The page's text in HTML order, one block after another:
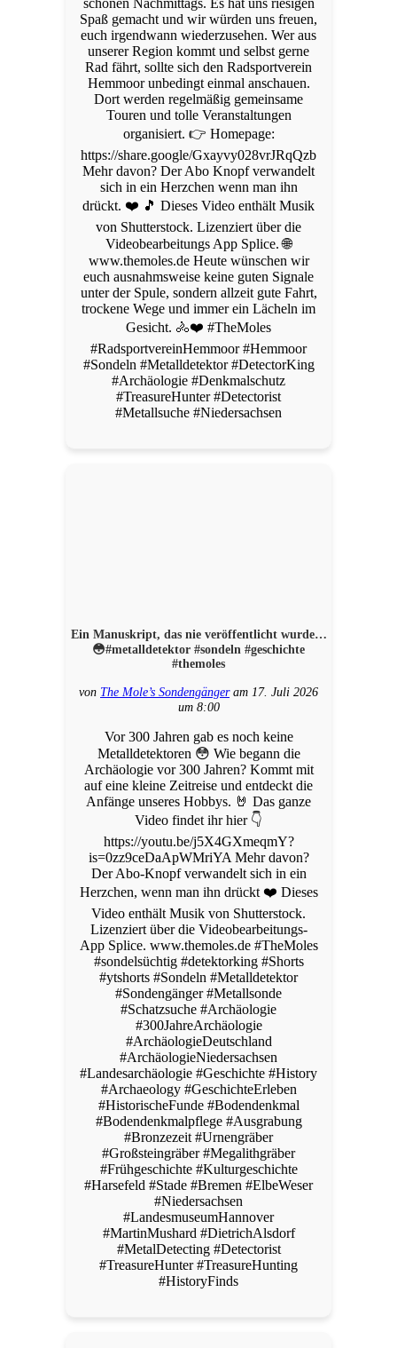
Spaß gemacht und wir würden uns freuen,
euch irgendwann wiederzusehen. Wer aus
unserer Region kommt und selbst gerne
Rad fährt, sollte sich den Radsportverein
Hemmoor unbedingt einmal anschauen.
Dort werden regelmäßig gemeinsame
Touren und tolle Veranstaltungen
organisiert. 👉 Homepage:
https://share.google/Gxayvy028vrJRqQzb
Mehr davon? Der Abo Knopf verwandelt
sich in ein Herzchen wenn man ihn
drückt. ❤️ 🎵 Dieses Video enthält Musik
von Shutterstock. Lizenziert über die
Videobearbeitungs App Splice. 🌐
www.themoles.de Heute wünschen wir
euch ausnahmsweise keine guten Signale
unter der Spule, sondern allzeit gute Fahrt,
trockene Wege und immer ein Lächeln im
Gesicht. 🚴❤️ #TheMoles
#RadsportvereinHemmoor #Hemmoor
#Sondeln #Metalldetektor #DetectorKing
#Archäologie #Denkmalschutz
#TreasureHunter #Detectorist
#Metallsuche #Niedersachsen
Ein Manuskript, das nie veröffentlicht wurde…
😳#metalldetektor #sondeln #geschichte
#themoles
von The Mole’s Sondengängeram 17. Juli 2026
um 8:00
Vor 300 Jahren gab es noch keine
Metalldetektoren 😳 Wie begann die
Archäologie vor 300 Jahren? Kommt mit
auf eine kleine Zeitreise und entdeckt die
Anfänge unseres Hobbys. 🤘 Das ganze
Video findet ihr hier 👇
https://youtu.be/j5X4GXmeqmY?
is=0zz9ceDaApWMriYA Mehr davon?
Der Abo-Knopf verwandelt sich in ein
Herzchen, wenn man ihn drückt ❤️ Dieses
Video enthält Musik von Shutterstock.
Lizenziert über die Videobearbeitungs-
App Splice. www.themoles.de #TheMoles
#sondelsüchtig #detektorking #Shorts
#ytshorts #Sondeln #Metalldetektor
#Sondengänger #Metallsonde
#Schatzsuche #Archäologie
#300JahreArchäologie
#ArchäologieDeutschland
#ArchäologieNiedersachsen
#Landesarchäologie #Geschichte #History
#Archaeology #GeschichteErleben
#HistorischeFunde #Bodendenkmal
#Bodendenkmalpflege #Ausgrabung
#Bronzezeit #Urnengräber
#Großsteingräber #Megalithgräber
#Frühgeschichte #Kulturgeschichte
#Harsefeld #Stade #Bremen #ElbeWeser
#Niedersachsen
#LandesmuseumHannover
#MartinMushard #DietrichAlsdorf
#MetalDetecting #Detectorist
#TreasureHunter #TreasureHunting
#HistoryFinds